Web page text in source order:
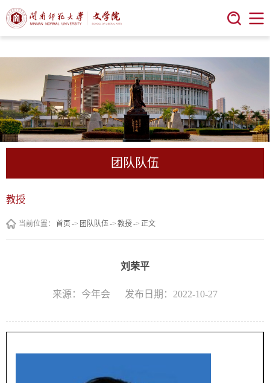
今年会 | 官方网站
团队队伍
教授
当前位置： 首页 -> 团队队伍-> 教授-> 正文
刘荣平
来源：今年会 发布日期：2022-10-27